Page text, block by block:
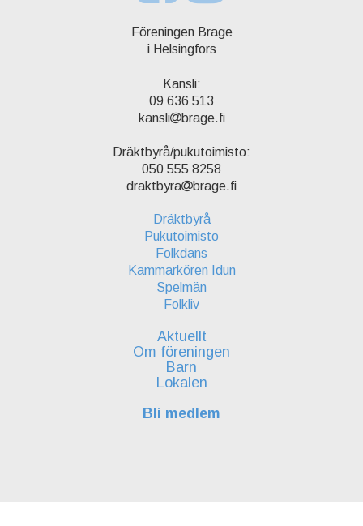
Föreningen Brage
i Helsingfors
Kansli:
09 636 513
kansli
brage.fi
Dräktbyrå/pukutoimisto:
050 555 8258
draktbyra
brage.fi
Dräktbyrå
Pukutoimisto
Folkdans
Kammarkören Idun
Spelmän
Folkliv
Aktuellt
Om föreningen
Barn
Lokalen
Bli medlem